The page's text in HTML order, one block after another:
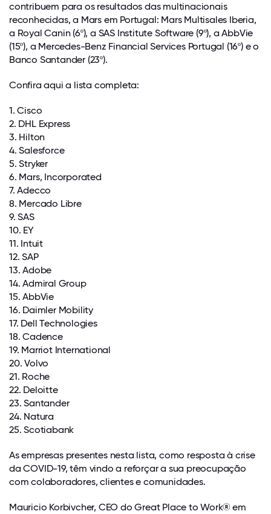
contribuem para os resultados das multinacionais
reconhecidas, a Mars em Portugal: Mars Multisales Iberia,
a Royal Canin (6º), a SAS Institute Software (9º), a AbbVie
(15º), a Mercedes-Benz Financial Services Portugal (16º) e o
Banco Santander (23º).
Confira aqui a lista completa:
1. Cisco
2. DHL Express
3. Hilton
4. Salesforce
5. Stryker
6. Mars, Incorporated
7. Adecco
8. Mercado Libre
9. SAS
10. EY
11. Intuit
12. SAP
13. Adobe
14. Admiral Group
15. AbbVie
16. Daimler Mobility
17. Dell Technologies
18. Cadence
19. Marriot International
20. Volvo
21. Roche
22. Deloitte
23. Santander
24. Natura
25. Scotiabank
As empresas presentes nesta lista, como resposta à crise
da COVID-19, têm vindo a reforçar a sua preocupação
com colaboradores, clientes e comunidades.
Mauricio Korbivcher, CEO do Great Place to Work® em